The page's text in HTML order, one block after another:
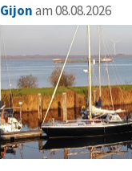
Gijonam 08.08.2026